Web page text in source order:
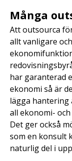
Många
Att outsourca
allt vanligare
har garanterad
ekonomi så är
lägga hantering
all ekonomi-
Det ger också
som en konsult
naturlig del i